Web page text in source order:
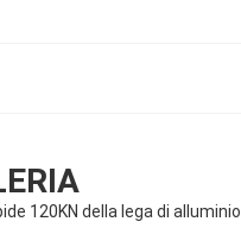
120KN della lega di alluminio